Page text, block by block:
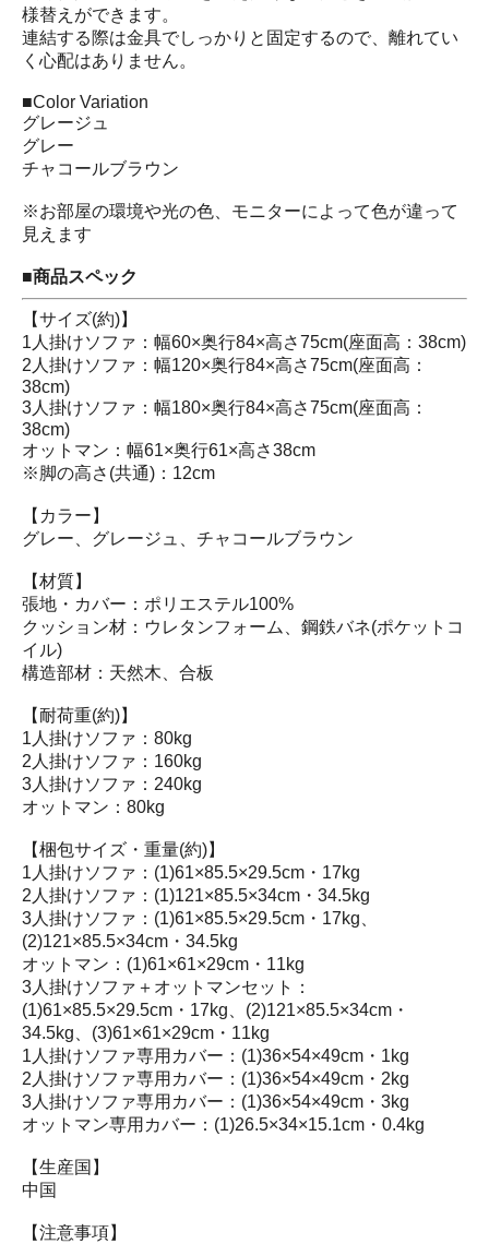
様替えができます。
連結する際は金具でしっかりと固定するので、離れてい
く心配はありません。
■Color Variation
グレージュ
グレー
チャコールブラウン
※お部屋の環境や光の色、モニターによって色が違って
見えます
■商品スペック
【サイズ(約)】
1人掛けソファ：幅60×奥行84×高さ75cm(座面高：38cm)
2人掛けソファ：幅120×奥行84×高さ75cm(座面高：
38cm)
3人掛けソファ：幅180×奥行84×高さ75cm(座面高：
38cm)
オットマン：幅61×奥行61×高さ38cm
※脚の高さ(共通)：12cm
【カラー】
グレー、グレージュ、チャコールブラウン
【材質】
張地・カバー：ポリエステル100%
クッション材：ウレタンフォーム、鋼鉄バネ(ポケットコ
イル)
構造部材：天然木、合板
【耐荷重(約)】
1人掛けソファ：80kg
2人掛けソファ：160kg
3人掛けソファ：240kg
オットマン：80kg
【梱包サイズ・重量(約)】
1人掛けソファ：(1)61×85.5×29.5cm・17kg
2人掛けソファ：(1)121×85.5×34cm・34.5kg
3人掛けソファ：(1)61×85.5×29.5cm・17kg、
(2)121×85.5×34cm・34.5kg
オットマン：(1)61×61×29cm・11kg
3人掛けソファ＋オットマンセット：
(1)61×85.5×29.5cm・17kg、(2)121×85.5×34cm・
34.5kg、(3)61×61×29cm・11kg
1人掛けソファ専用カバー：(1)36×54×49cm・1kg
2人掛けソファ専用カバー：(1)36×54×49cm・2kg
3人掛けソファ専用カバー：(1)36×54×49cm・3kg
オットマン専用カバー：(1)26.5×34×15.1cm・0.4kg
【生産国】
中国
【注意事項】